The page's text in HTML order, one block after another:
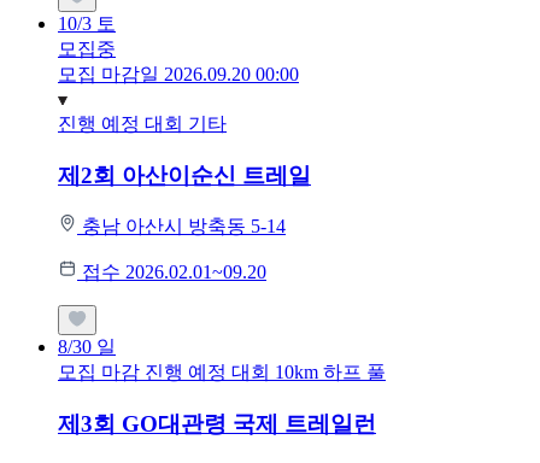
10/3 토
모집중
모집 마감일 2026.09.20 00:00
진행 예정 대회 기타
제2회 아산이순신 트레일
충남 아산시 방축동 5-14
접수 2026.02.01~09.20
8/30 일
모집 마감 진행 예정 대회 10km 하프 풀
제3회 GO대관령 국제 트레일런